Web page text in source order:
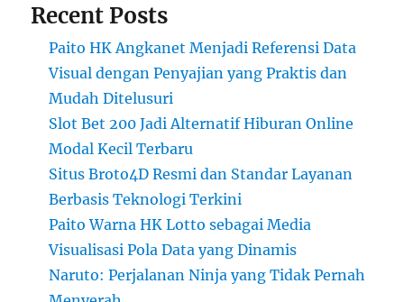
Recent Posts
Paito HK Angkanet Menjadi Referensi Data
Visual dengan Penyajian yang Praktis dan
Mudah Ditelusuri
Slot Bet 200 Jadi Alternatif Hiburan Online
Modal Kecil Terbaru
Situs Broto4D Resmi dan Standar Layanan
Berbasis Teknologi Terkini
Paito Warna HK Lotto sebagai Media
Visualisasi Pola Data yang Dinamis
Naruto: Perjalanan Ninja yang Tidak Pernah